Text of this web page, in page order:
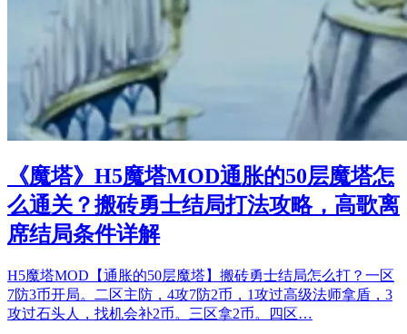
《魔塔》H5魔塔MOD通胀的50层魔塔怎
么通关？搬砖勇士结局打法攻略，高歌离
席结局条件详解
H5魔塔MOD【通胀的50层魔塔】搬砖勇士结局怎么打？一区
7防3币开局。二区主防，4攻7防2币，1攻过高级法师拿盾，3
攻过石头人，找机会补2币。三区拿2币。四区…